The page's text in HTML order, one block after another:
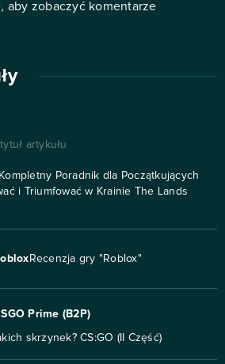
aby zobaczyć komentarze
artykułu
Poradnik dla Początkujących
i Triumfować w Krainie The Lands
Recenzja gry "Roblox"
Prime (B2P)
skrzynek? CS:GO (II Część)